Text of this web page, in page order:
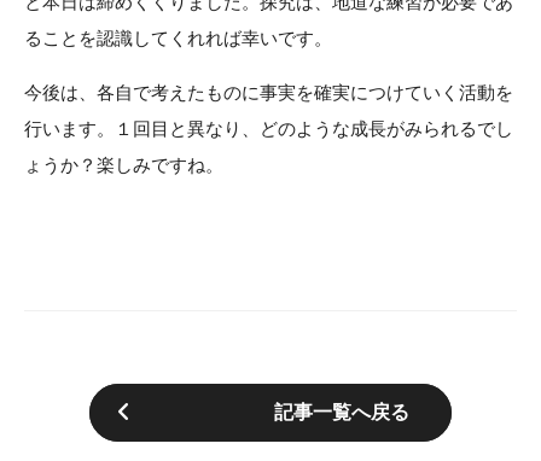
ることを認識してくれれば幸いです。
今後は、各自で考えたものに事実を確実につけていく活動を
行います。１回目と異なり、どのような成長がみられるでし
ょうか？楽しみですね。
記事一覧へ戻る